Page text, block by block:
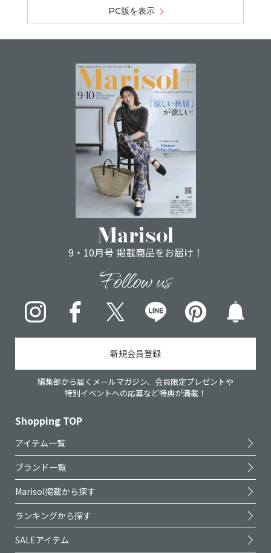
PC版を表示
9・10月号 掲載商品をお届け！
Follow us
InstagramFacebookX LINE pinterest
新規会員登録
編集部から届くメールマガジン、会員限定プレゼントや
特別イベントへの応募など特典が満載！
Shopping TOP
アイテム一覧
ブランド一覧
Marisol掲載から探す
ランキングから探す
SALEアイテム